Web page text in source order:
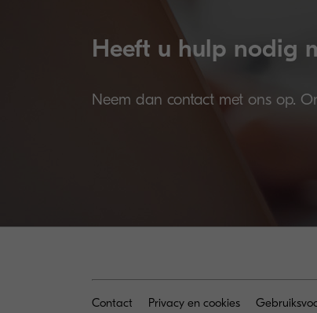
Heeft u hulp nodig
Neem dan contact met ons op.
Contact Privacy en cookies